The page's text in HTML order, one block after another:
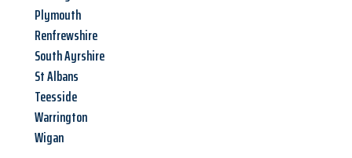
Plymouth
Renfrewshire
South Ayrshire
St Albans
Teesside
Warrington
Wigan